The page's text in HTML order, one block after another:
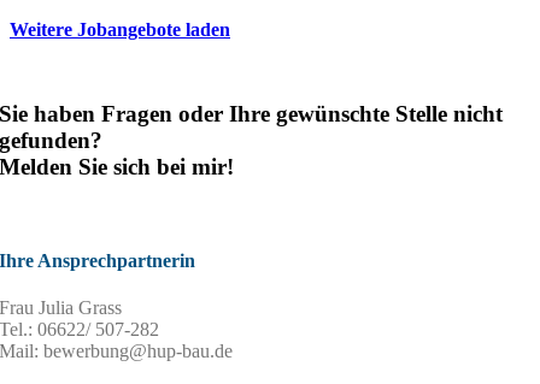
Weitere Jobangebote laden
Sie haben Fragen oder Ihre gewünschte Stelle nicht
gefunden?
Melden Sie sich bei mir!
Ihre Ansprechpartnerin
Frau Julia Grass
Tel.: 06622/ 507-282
Mail: bewerbung@hup-bau.de